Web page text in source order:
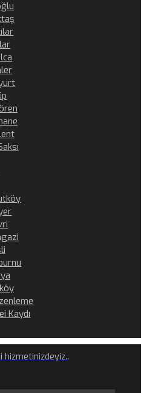
Kaydı
hizmetinizdeyiz..